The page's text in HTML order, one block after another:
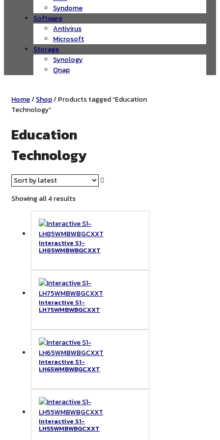
Syndome
Software
Antivirus
Microsoft
Storage
Synology
Qnap
Home/Shop/ Products tagged “Education
Technology”
Education
Technology
Showing all 4 resultsSorted
by
latest
Interactive S1-
LH85WMBWBGCXXT
Interactive S1-
LH75WMBWBGCXXT
Interactive S1-
LH65WMBWBGCXXT
Interactive S1-
LH55WMBWBGCXXT